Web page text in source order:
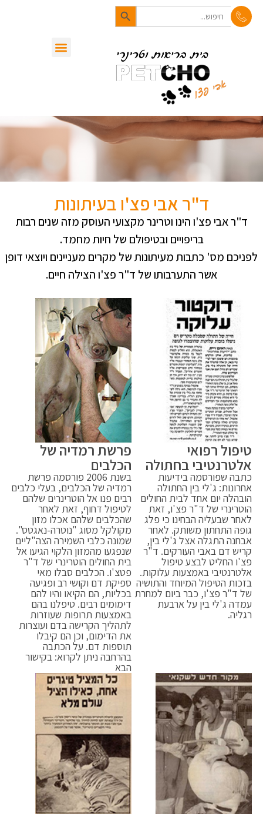
לתוכן Search
for:
Search Button
ד"ר אבי פצ'ו בעיתונות
ד"ר אבי פצ'ו הינו וטרינר מקצועי העוסק מזה שנים רבות
בריפויים ובטיפולם של חיות מחמד.
לפניכם מס' כתבות מעיתונות של מקרים מעניינים ויוצאי דופן
אשר התערבותו של ד"ר פצ'ו הצילה חיים.
טיפול רפואי
אלטרנטיבי בחתולה
כתבה שפורסמה בידיעות
אחרונות: ג'לי בין החתולה
הובהלה יום אחד לבית החולים
הוטרינרי של ד"ר פצ'ו, זאת
לאחר שבעליה הבחינו כי פלג
גופה התחתון משותק. לאחר
אבחנה התגלה אצל ג'לי בין,
קריש דם באבי העורקים. ד"ר
פצ'ו החליט לבצע טיפול
אלטרנטיבי באמצעות עלוקות.
בזכות הטיפול המיוחד והתושיה
של ד"ר פצ'ו, כבר ביום למחרת
עמדה ג'לי בין על ארבעת
רגליה.
פרשת רמדיה של
הכלבים
בשנת 2006 פורסמה פרשת
רמדיה של הכלבים, בעלי כלבים
רבים פנו אל הוטרינרים שלהם
לטיפול דחוף, זאת לאחר
שהכלבים שלהם אכלו מזון
מקולקל מסוג "נוטרה-נאגטס".
שמונה כלבי השמירה הצה"ליים
שנפגעו מהמזון הלקוי הגיעו אל
בית החולים הוטרינרי של ד"ר
פטצ'ו. הכלבים סבלו מאי
ספיקת דם וקושי רב ופגיעה
בכליות, הם הקיאו והיו להם
דימומים רבים. טיפלנו בהם
באמצעות תרופות שעוזרות
לתהליך הקרישה בדם ועוצרות
את הדימום, וכן הם קיבלו
תוספות דם. על הכתבה
בהרחבה ניתן לקרוא: בקישור
הבא